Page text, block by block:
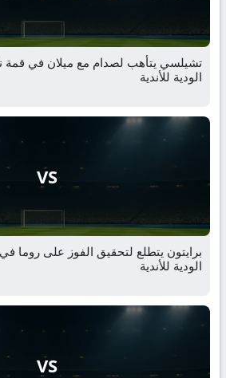
تشيلسي يتأهب لصدام مع ميلان في قمة
الودية للأندية
VS
برايتون يتطلع لتحقيق الفوز على روما في
الودية للأندية
VS